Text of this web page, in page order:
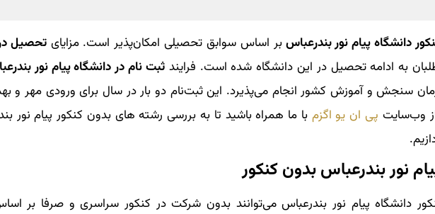
دانشگاه پیام نور بندرعباسبر اساس سوابق تحصیلی امکان‌پذیر است. مزایایتحصیل
به ادامه تحصیل در این دانشگاه شده است. فرایندثبت نام در دانشگاه پیام نور
سنجش و آموزش کشور انجام می‌پذیرد. این ثبت‌نام دو بار در سال برای ورودی مهر و
وب‌سایت پی ان یو اگزم با ما همراه باشید تا به بررسی رشته های بدون کنکور پیام نور
نور بندرعباس بدون کنکور
دانشگاه پیام نور بندرعباس می‌توانند بدون شرکت در کنکور سراسری و صرفا بر